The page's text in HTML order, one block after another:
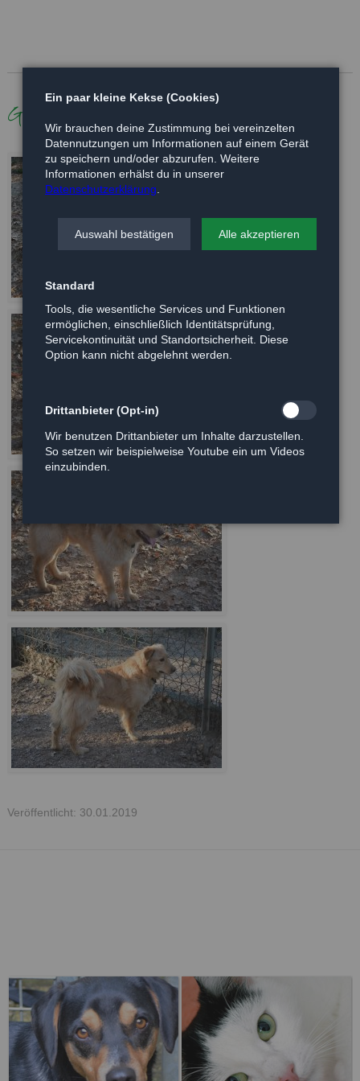
Galerie
Veröffentlicht: 30.01.2019
Ein paar kleine Kekse (Cookies)
Wir brauchen deine Zustimmung bei vereinzelten
Datennutzungen um Informationen auf einem Gerät
zu speichern und/oder abzurufen. Weitere
Informationen erhälst du in unserer
Datenschutzerklärung
Auswahl bestätigen Alle akzeptieren
Standard
Tools, die wesentliche Services und Funktionen
ermöglichen, einschließlich Identitätsprüfung,
Servicekontinuität und Standortsicherheit. Diese
Option kann nicht abgelehnt werden.
Drittanbieter (Opt-in)
Wir benutzen Drittanbieter um Inhalte darzustellen.
So setzen wir beispielweise Youtube ein um Videos
einzubinden.